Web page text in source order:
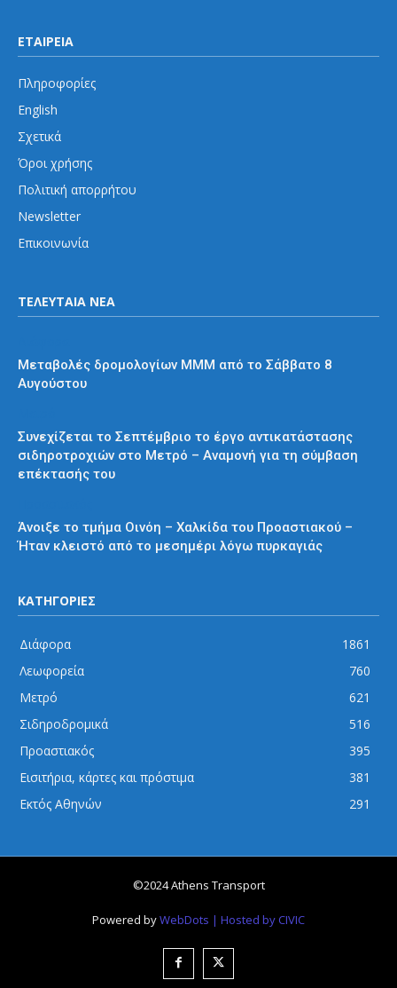
ΕΤΑΙΡΕΙΑ
Πληροφορίες
English
Σχετικά
Όροι χρήσης
Πολιτική απορρήτου
Newsletter
Επικοινωνία
ΤΕΛΕΥΤΑΙΑ ΝΕΑ
Μεταβολές δρομολογίων ΜΜΜ από το Σάββατο 8
Αυγούστου
Συνεχίζεται το Σεπτέμβριο το έργο αντικατάστασης
σιδηροτροχιών στο Μετρό – Αναμονή για τη σύμβαση
επέκτασής του
Άνοιξε το τμήμα Οινόη – Χαλκίδα του Προαστιακού –
Ήταν κλειστό από το μεσημέρι λόγω πυρκαγιάς
ΚΑΤΗΓΟΡΙΕΣ
Διάφορα
1861
Λεωφορεία
760
Μετρό
621
Σιδηροδρομικά
516
Προαστιακός
395
Εισιτήρια, κάρτες και πρόστιμα
381
Εκτός Αθηνών
291
©2024 Athens Transport
Powered byWebDots | Hosted by CIVIC